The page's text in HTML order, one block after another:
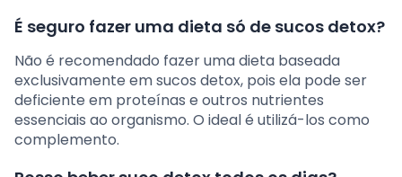
É seguro fazer uma dieta só de sucos detox?
Não é recomendado fazer uma dieta baseada
exclusivamente em sucos detox, pois ela pode ser
deficiente em proteínas e outros nutrientes
essenciais ao organismo. O ideal é utilizá-los como
complemento.